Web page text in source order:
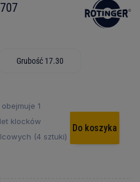
Grubość 17.30
1
klocków
(4 sztuki)
Do koszyka